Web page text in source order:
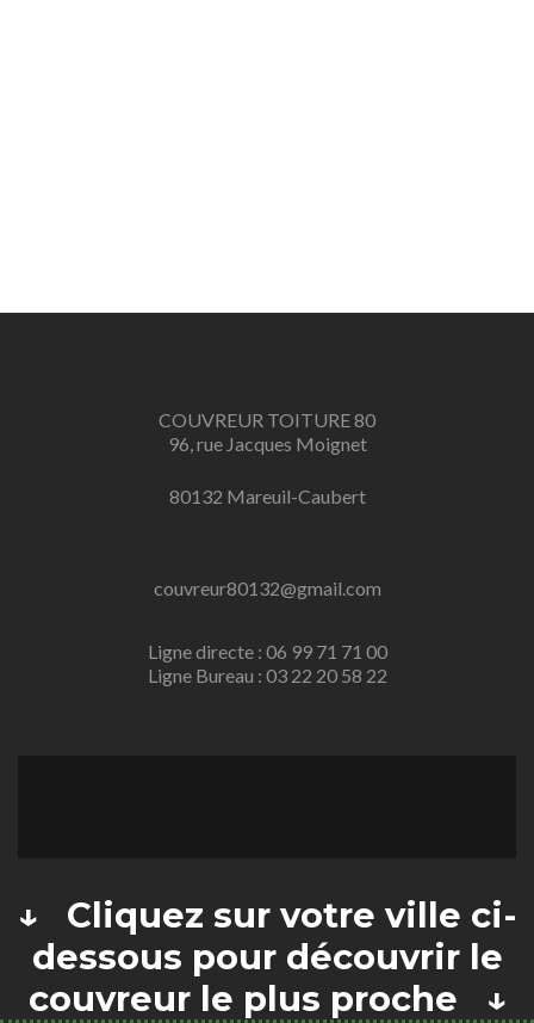
COUVREUR TOITURE 80
96, rue Jacques Moignet
80132 Mareuil-Caubert
couvreur80132@gmail.com
Ligne directe : 06 99 71 71 00
Ligne Bureau : 03 22 20 58 22
↓ Cliquez sur votre ville ci-
dessous pour découvrir le
couvreur le plus proche ↓